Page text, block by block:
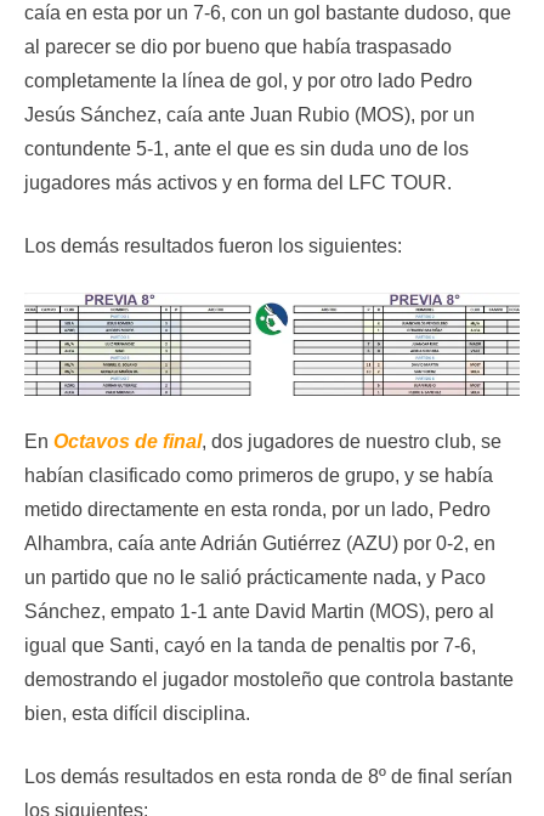
caía en esta por un 7-6, con un gol bastante dudoso, que
al parecer se dio por bueno que había traspasado
completamente la línea de gol, y por otro lado Pedro
Jesús Sánchez, caía ante Juan Rubio (MOS), por un
contundente 5-1, ante el que es sin duda uno de los
jugadores más activos y en forma del LFC TOUR.
Los demás resultados fueron los siguientes:
En Octavos de final, dos jugadores de nuestro club, se
habían clasificado como primeros de grupo, y se había
metido directamente en esta ronda, por un lado, Pedro
Alhambra, caía ante Adrián Gutiérrez (AZU) por 0-2, en
un partido que no le salió prácticamente nada, y Paco
Sánchez, empato 1-1 ante David Martin (MOS), pero al
igual que Santi, cayó en la tanda de penaltis por 7-6,
demostrando el jugador mostoleño que controla bastante
bien, esta difícil disciplina.
Los demás resultados en esta ronda de 8º de final serían
los siguientes: